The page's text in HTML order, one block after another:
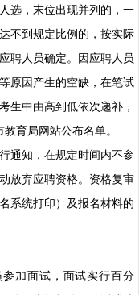
选，末位出现并列的，一
不到规定比例的，按实际
聘人员确定。因应聘人员
原因产生的空缺，在笔试
生中由高到低依次递补，
育局网站公布名单。
通知，在规定时间内不参
放弃应聘资格。资格复审
系统打印）及报名材料的
加面试，面试实行百分